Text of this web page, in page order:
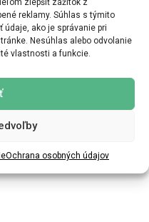
reklamy. Súhlas s týmito
ako je správanie pri
Nesúhlas alebo odvolanie
vlastnosti a funkcie.
Ochrana osobných údajov